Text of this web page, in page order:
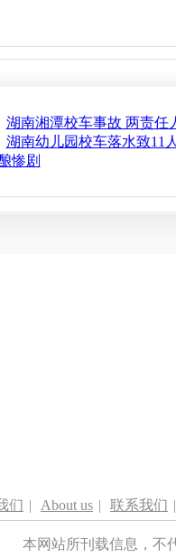
湖南湘潭校车事故 两责任
湖南幼儿园校车落水致11
惨剧
们 | About us | 联系我们 |
本网站所刊载信息，不